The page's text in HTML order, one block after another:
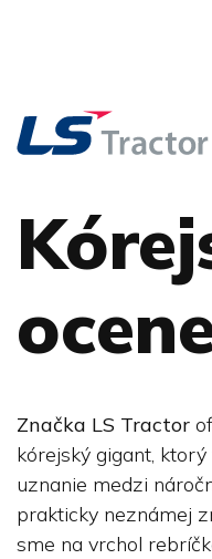
Značka LS Tractor
kórejský gigant,
uznanie medzi
prakticky neznámej
sme na vrchol